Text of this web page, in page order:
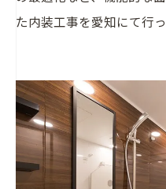
た内装工事を愛知にて行っ